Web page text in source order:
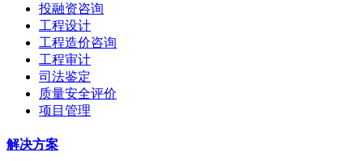
投融资咨询
工程设计
工程造价咨询
工程审计
司法鉴定
质量安全评价
项目管理
解决方案